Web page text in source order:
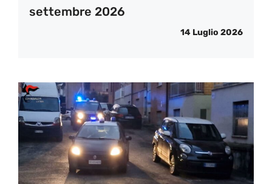
settembre 2026
14 Luglio 2026